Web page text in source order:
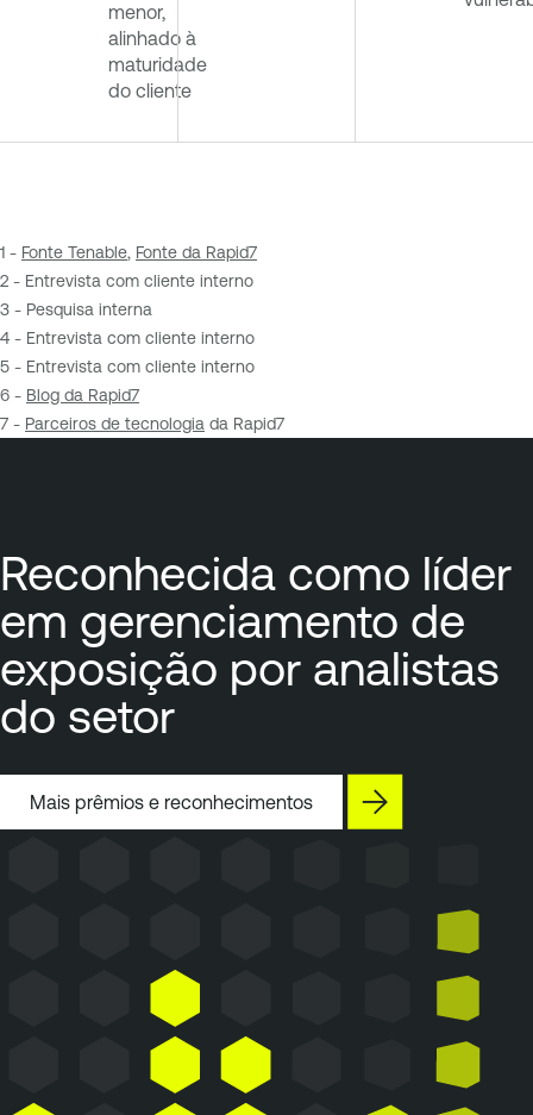
menor,
alinhado à
maturidade
do cliente
1 - Fonte Tenable, Fonte da Rapid7
2 - Entrevista com cliente interno
3 - Pesquisa interna
4 - Entrevista com cliente interno
5 - Entrevista com cliente interno
6 - Blog da Rapid7
7 - Parceiros de tecnologia da Rapid7
Reconhecida como líder
em gerenciamento de
exposição por analistas
do setor
Mais prêmios e reconhecimentos